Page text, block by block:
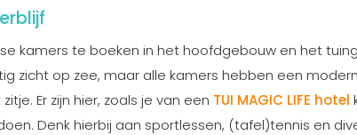
kamers te boeken in het hoofdgebouw en het
zicht op zee, maar alle kamers hebben een
Er zijn hier, zoals je van een TUI MAGIC LIFE hotel
Denk hierbij aan sportlessen, (tafel)tennis en